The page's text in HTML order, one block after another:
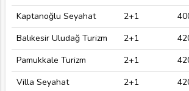
Kaptanoğlu Seyahat
2+1
Balıkesir Uludağ Turizm
2+1
Pamukkale Turizm
2+1
Villa Seyahat
2+1